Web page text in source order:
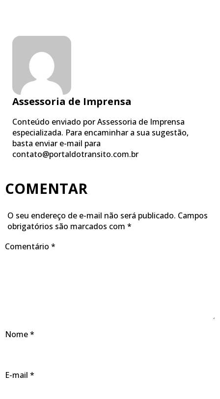
Assessoria de Imprensa
Conteúdo enviado por Assessoria de Imprensa
especializada. Para encaminhar a sua sugestão,
basta enviar e-mail para
contato@portaldotransito.com.br
COMENTAR
O seu endereço de e-mail não será publicado. Campos
obrigatórios são marcados com *
Comentário *
Nome*
E-mail *